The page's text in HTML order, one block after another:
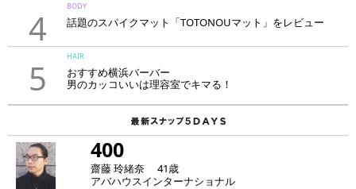
4
BODY
話題のスパイクマット「TOTONOUマット」をレビュー
5
HAIR
おすすめ横浜バーバー
男のカッコいいは理容室でキマる！
400
齋藤 玲緒奈 41歳
アバハウスインターナショナル